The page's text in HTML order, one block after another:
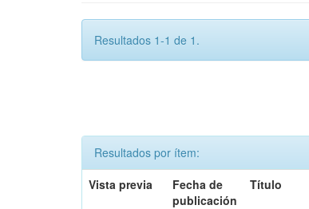
Resultados 1-1 de 1.
Resultados por ítem:
Vista previa
Fecha de
publicación
Título